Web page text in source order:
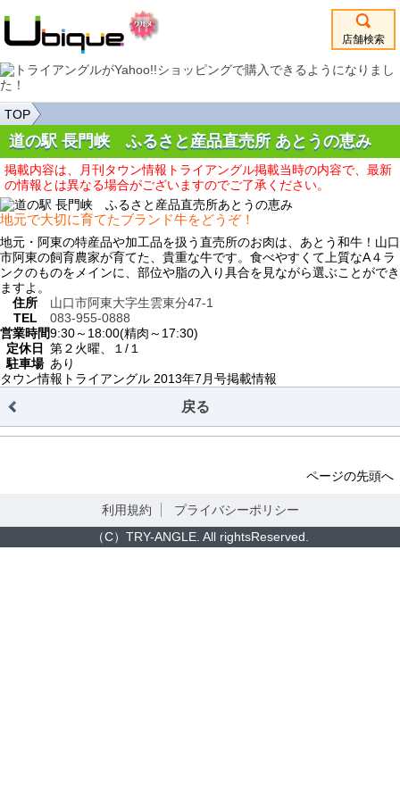
店舗検索
TOP
道の駅 長門峡 ふるさと産品直売所 あとうの恵み
掲載内容は、月刊タウン情報トライアングル掲載当時の内容で、最新
の情報とは異なる場合がございますのでご了承ください。
地元で大切に育てたブランド牛をどうぞ！
地元・阿東の特産品や加工品を扱う直売所のお肉は、あとう和牛！山口
市阿東の飼育農家が育てた、貴重な牛です。食べやすくて上質なA４ラ
ンクのものをメインに、部位や脂の入り具合を見ながら選ぶことができ
ますよ。
住所
山口市阿東大字生雲東分47-1
TEL
083-955-0888
営業時間9:30～18:00(精肉～17:30)
定休日
第２火曜、１/１
駐車場 あり
タウン情報トライアングル 2013年7月号掲載情報
戻る
ページの先頭へ
利用規約
プライバシーポリシー
（C）TRY-ANGLE. All rightsReserved.